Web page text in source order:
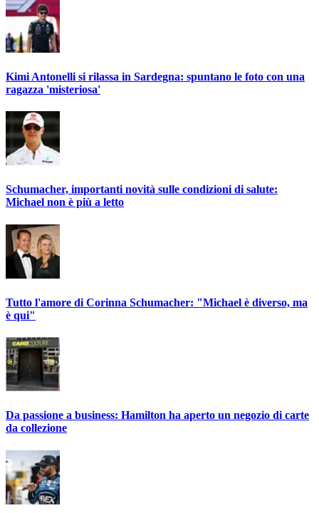
Kimi Antonelli si rilassa in Sardegna: spuntano le foto con una
ragazza 'misteriosa'
Schumacher, importanti novità sulle condizioni di salute:
Michael non è più a letto
Tutto l'amore di Corinna Schumacher: "Michael è diverso, ma
è qui"
Da passione a business: Hamilton ha aperto un negozio di carte
da collezione